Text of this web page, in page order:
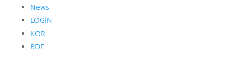
News
LOGIN
KOR
BDF